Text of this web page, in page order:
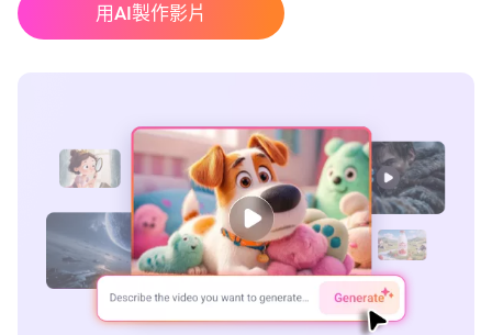
用AI製作影片